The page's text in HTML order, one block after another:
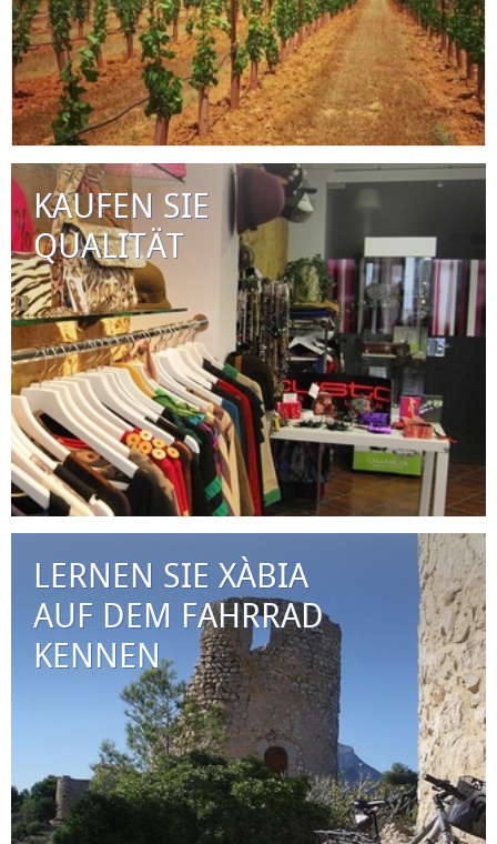
KAUFEN SIE
QUALITÄT
LERNEN SIE XÀBIA
AUF DEM FAHRRAD
KENNEN